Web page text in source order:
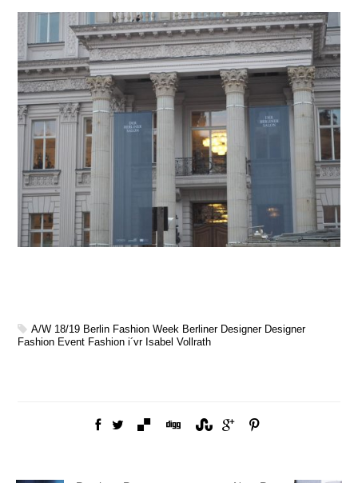
A/W 18/19 Berlin Fashion Week Berliner Designer Designer
Fashion Event Fashion i´vr Isabel Vollrath